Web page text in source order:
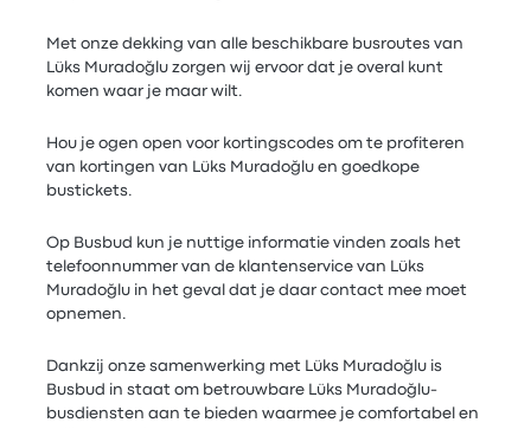
Met onze dekking van alle beschikbare busroutes van
Lüks Muradoğlu zorgen wij ervoor dat je overal kunt
komen waar je maar wilt.
Hou je ogen open voor kortingscodes om te profiteren
van kortingen van Lüks Muradoğlu en goedkope
bustickets.
Op Busbud kun je nuttige informatie vinden zoals het
telefoonnummer van de klantenservice van Lüks
Muradoğlu in het geval dat je daar contact mee moet
opnemen.
Dankzij onze samenwerking met Lüks Muradoğlu is
Busbud in staat om betrouwbare Lüks Muradoğlu-
busdiensten aan te bieden waarmee je comfortabel en